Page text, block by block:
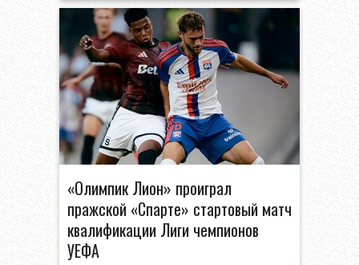
«Олимпик Лион» проиграл
пражской «Спарте» стартовый матч
квалификации Лиги чемпионов
УЕФА